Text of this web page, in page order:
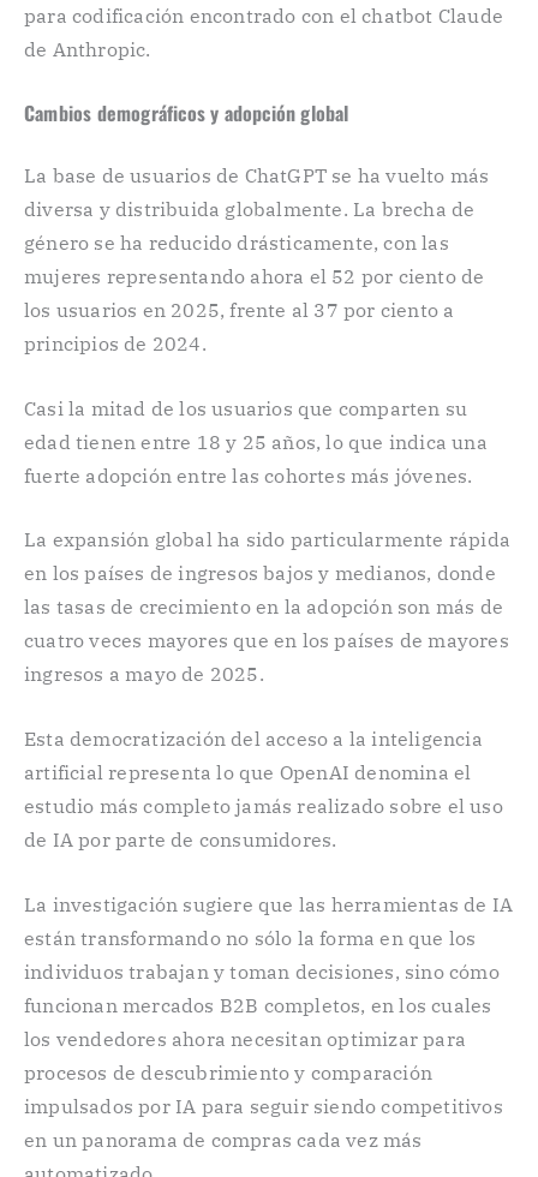
para codificación encontrado con el chatbot Claude
de Anthropic.
Cambios demográficos y adopción global
La base de usuarios de ChatGPT se ha vuelto más
diversa y distribuida globalmente. La brecha de
género se ha reducido drásticamente, con las
mujeres representando ahora el 52 por ciento de
los usuarios en 2025, frente al 37 por ciento a
principios de 2024.
Casi la mitad de los usuarios que comparten su
edad tienen entre 18 y 25 años, lo que indica una
fuerte adopción entre las cohortes más jóvenes.
La expansión global ha sido particularmente rápida
en los países de ingresos bajos y medianos, donde
las tasas de crecimiento en la adopción son más de
cuatro veces mayores que en los países de mayores
ingresos a mayo de 2025.
Esta democratización del acceso a la inteligencia
artificial representa lo que OpenAI denomina el
estudio más completo jamás realizado sobre el uso
de IA por parte de consumidores.
La investigación sugiere que las herramientas de IA
están transformando no sólo la forma en que los
individuos trabajan y toman decisiones, sino cómo
funcionan mercados B2B completos, en los cuales
los vendedores ahora necesitan optimizar para
procesos de descubrimiento y comparación
impulsados por IA para seguir siendo competitivos
en un panorama de compras cada vez más